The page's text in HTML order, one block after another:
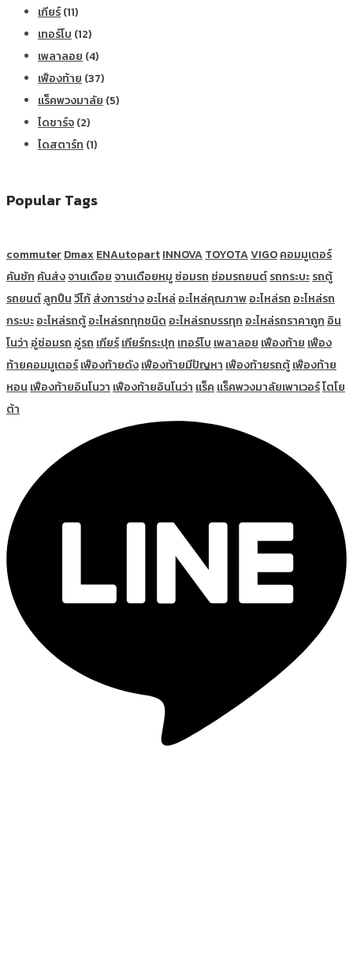
เกียร์(11)
เทอร์โบ (12)
เพลาลอย (4)
เฟืองท้าย (37)
แร็คพวงมาลัย (5)
ไดชาร์จ(2)
ไดสตาร์ท (1)
Popular Tags
commuterDmaxENAutopartINNOVATOYOTAVIGOคอมมูเตอร์
คันชัก คันส่งจานเดือยจานเดือยหมู ซ่อมรถ ซ่อมรถยนต์รถกระบะรถตู้
รถยนต์ลูกปืนวีโก้ส่งการช่างอะไหล่ อะไหล่คุณภาพอะไหล่รถ อะไหล่รถ
กระบะอะไหล่รถตู้อะไหล่รถทุกชนิด อะไหล่รถบรรทุก อะไหล่รถราคาถูก อิน
โนว่า อู่ซ่อมรถ อู่รถ เกียร์เกียร์กระปุก เทอร์โบ เพลาลอย เฟืองท้าย เฟือง
ท้ายคอมมูเตอร์เฟืองท้ายดังเฟืองท้ายมีปัญหา เฟืองท้ายรถตู้เฟืองท้าย
หอน เฟืองท้ายอินโนวา เฟืองท้ายอินโนว่า แร็ค แร็คพวงมาลัยเพาเวอร์โตโย
ต้า